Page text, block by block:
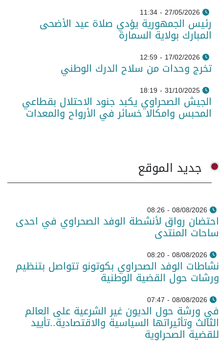
27/05/2026 - 11:34
رئيس الجمهورية يؤدي صلاة عيد الأضحى
المبارك بولاية السمارة
17/02/2026 - 12:59
تخرج وحدات من سلاح الدرك الوطني
31/10/2025 - 18:19
الجيش الصحراوي يكبد جنود الاحتلال بقطاعي
المحبس وامكالا خسائر في الأرواح والمعدات
جديد الموقع
08/08/2026 - 08:26
احتضان رواق لأنشطة الوفد الصحراوي في احدى
ساحات المنتدى
08/08/2026 - 08:20
نشاطات الوفد الصحراوي بكوتونو تتواصل بتنظيم
ورشات حول القضية الوطنية
08/08/2026 - 07:47
في ورشة حول الديون غير الشرعية على العالم
الثالث وتأثيراتها السياسية والاقتصادية..تأييد
للقضية الصحراوية